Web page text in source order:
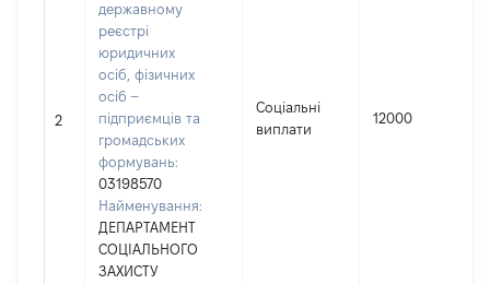
2
державному
реєстрі
юридичних
осіб, фізичних
осіб –
підприємців та
громадських
формувань:
03198570
Найменування:
ДЕПАРТАМЕНТ
СОЦІАЛЬНОГО
ЗАХИСТУ
Соціальні
виплати
12000